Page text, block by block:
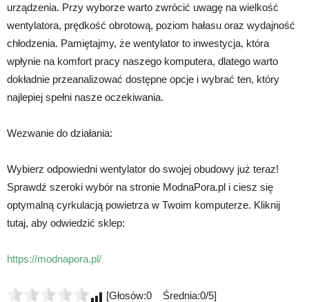
urządzenia. Przy wyborze warto zwrócić uwagę na wielkość
wentylatora, prędkość obrotową, poziom hałasu oraz wydajność
chłodzenia. Pamiętajmy, że wentylator to inwestycja, która
wpłynie na komfort pracy naszego komputera, dlatego warto
dokładnie przeanalizować dostępne opcje i wybrać ten, który
najlepiej spełni nasze oczekiwania.
Wezwanie do działania:
Wybierz odpowiedni wentylator do swojej obudowy już teraz!
Sprawdź szeroki wybór na stronie ModnaPora.pl i ciesz się
optymalną cyrkulacją powietrza w Twoim komputerze. Kliknij
tutaj, aby odwiedzić sklep:
https://modnapora.pl/
[Głosów:0 Średnia:0/5]